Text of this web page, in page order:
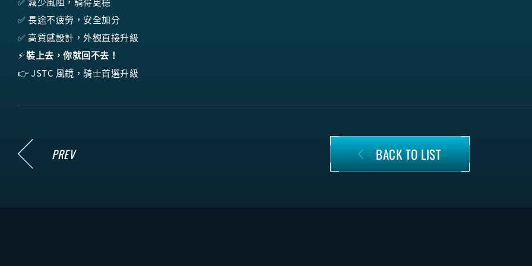
✅ 長途不疲勞，安全加分
✅ 高質感設計，外觀直接升級
⚡ 裝上去，你就回不去！
👉 JSTC 風鏡，騎士首選升級
PREV BACK TO LIST